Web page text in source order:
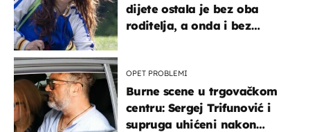
dijete ostala je bez oba
roditelja, a onda i bez
OPET PROBLEMI
Burne scene u trgovačkom
centru: Sergej Trifunović i
supruga uhićeni nakon